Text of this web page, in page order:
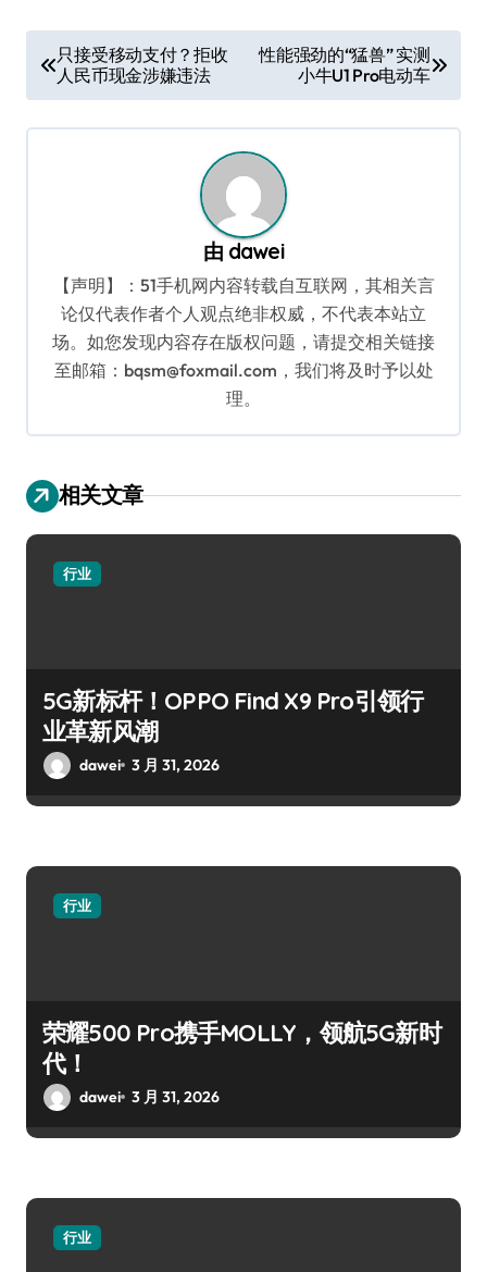
章
导
只接受移动支付？拒收
人民币现金涉嫌违法
性能强劲的“猛兽” 实测
小牛U1 Pro电动车
由 dawei
【声明】：51手机网内容转载自互联网，其相关言
论仅代表作者个人观点绝非权威，不代表本站立
场。如您发现内容存在版权问题，请提交相关链接
至邮箱：bqsm@foxmail.com，我们将及时予以处
理。
相关文章
行业
5G新标杆！OPPO Find X9 Pro引领行
业革新风潮
dawei 3 月 31, 2026
行业
荣耀500 Pro携手MOLLY，领航5G新时
代！
dawei 3 月 31, 2026
行业